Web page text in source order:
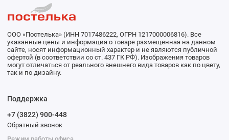
ООО «Постелька» (ИНН 7017486222, ОГРН 1217000006816). Все
указанные цены и информация о товаре размещенная на данном
сайте, носят информационный характер и не являются публичной
офертой (в соответствии со ст. 437 ГК РФ). Изображения товаров
могут отличаться от реального внешнего вида товаров как по цвету,
так и по дизайну.
Поддержка
+7 (3822) 900-448
Обратный звонок